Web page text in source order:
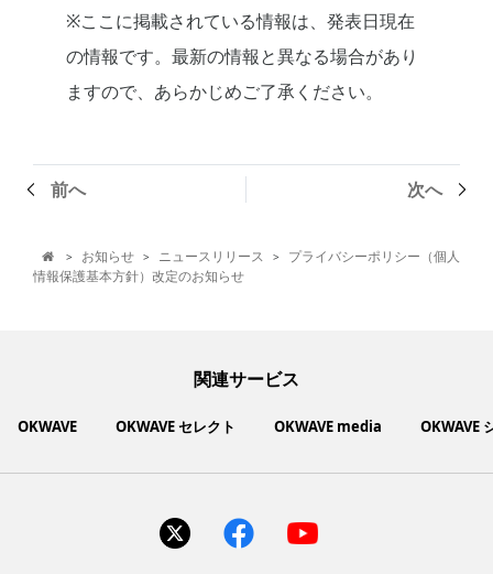
※ここに掲載されている情報は、発表日現在
の情報です。最新の情報と異なる場合があり
ますので、あらかじめご了承ください。
前へ 次へ
 > お知らせ > ニュースリリース >
プライバシーポリシー（個人
情報保護基本方針）改定のお知らせ
関連サービス
OKWAVE OKWAVE セレクト OKWAVE media OKWAVE
ト
い物サイト
ス